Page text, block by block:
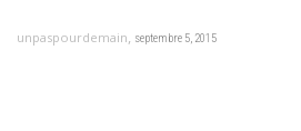
unpaspourdemain, septembre 5, 2015